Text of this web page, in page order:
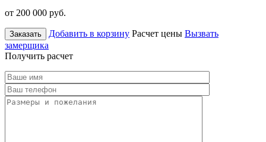
от 200 000 руб.
Заказать Добавить в корзину Расчет цены Вызвать
замерщика
Получить расчет